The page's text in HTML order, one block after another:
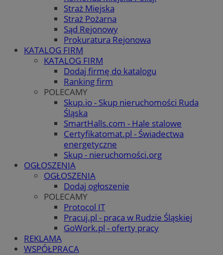
Straż Miejska
Straż Pożarna
Sąd Rejonowy
Prokuratura Rejonowa
KATALOG FIRM
KATALOG FIRM
Dodaj firmę do katalogu
Ranking firm
POLECAMY
Skup.io - Skup nieruchomości Ruda
Śląska
SmartHalls.com - Hale stalowe
Certyfikatomat.pl - Świadectwa
energetyczne
Skup - nieruchomości.org
OGŁOSZENIA
OGŁOSZENIA
Dodaj ogłoszenie
POLECAMY
Protocol IT
Pracuj.pl - praca w Rudzie Śląskiej
GoWork.pl - oferty pracy
REKLAMA
WSPÓŁPRACA